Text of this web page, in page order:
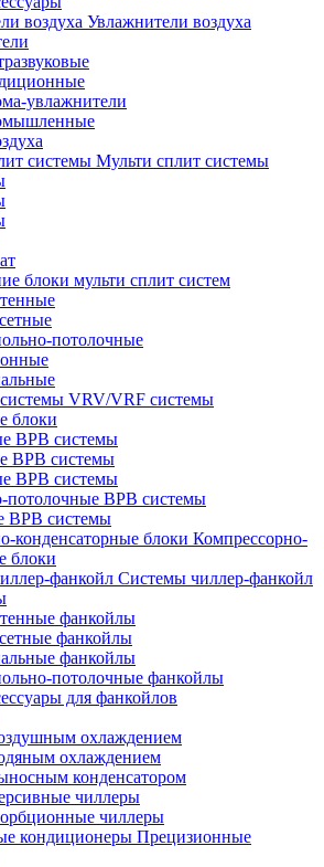
Увлажнители воздуха
увлажнители
Мульти сплит системы
блоки мульти сплит систем
потолочные
VRV/VRF системы
блоки
ВРВ системы
ВРВ системы
ВРВ системы
потолочные ВРВ системы
ВРВ системы
Компрессорно-
блоки
Системы чиллер-фанкойл
фанкойлы
фанкойлы
фанкойлы
потолочные фанкойлы
для фанкойлов
охлаждением
охлаждением
конденсатором
чиллеры
чиллеры
Прецизионные